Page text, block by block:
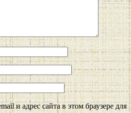
и адрес сайта в этом браузере для